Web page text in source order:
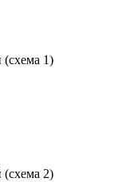
(схема 1)
(схема 2)